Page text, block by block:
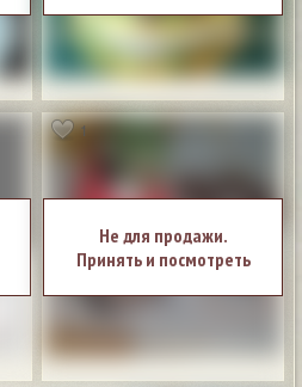
1
Не для продажи.
Принять и посмотреть